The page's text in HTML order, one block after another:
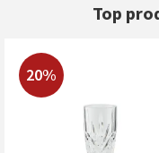
Top
20%